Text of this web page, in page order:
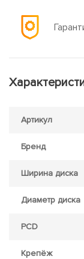
Артикул
Бренд
Ширина диска
Диаметр диска
PCD
Крепёж